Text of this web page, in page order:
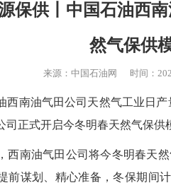
保供丨中国石油西
然气保供
来源： 中国石油网 时间：
油气田公司天然气工业日产
司正式开启今冬明春天然气保供
南油气田公司将今冬明春天然
前谋划、精心准备，冬保期间